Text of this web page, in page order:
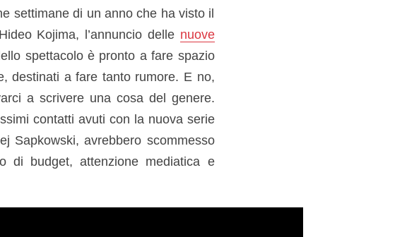
settimane di un anno che ha visto il
Kojima, l’annuncio delle nuove
spettacolo è pronto a fare spazio
destinati a fare tanto rumore. E no,
a scrivere una cosa del genere.
contatti avuti con la nuova serie
Sapkowski, avrebbero scommesso
di budget, attenzione mediatica e